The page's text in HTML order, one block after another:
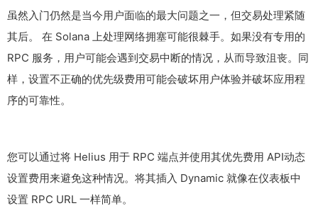
虽然入门仍然是当今用户面临的最大问题之一，但交易处理紧随
其后。 在 Solana 上处理网络拥塞可能很棘手。如果没有专用的
RPC 服务，用户可能会遇到交易中断的情况，从而导致沮丧。同
样，设置不正确的优先级费用可能会破坏用户体验并破坏应用程
序的可靠性。
您可以通过将 Helius 用于 RPC 端点并使用其优先费用 API动态
设置费用来避免这种情况。将其插入 Dynamic 就像在仪表板中
设置 RPC URL 一样简单。